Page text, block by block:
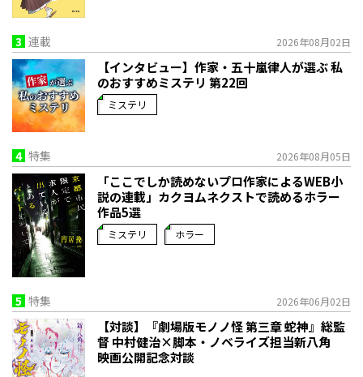
3 連載 2026年08月02日
【インタビュー】作家・五十嵐律人が選ぶ 私
のおすすめミステリ 第22回
ミステリ
4 特集 2026年08月05日
「ここでしか読めないプロ作家によるWEB小
説の連載」――カクヨムネクストで読めるホラー
作品5選
ミステリ ホラー
5 特集 2026年06月02日
【対談】『劇場版モノノ怪 第三章 蛇神』総監
督 中村健治×脚本・ノベライズ担当新八角
映画公開記念対談